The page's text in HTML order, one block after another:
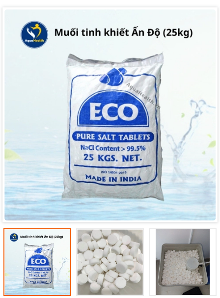
Mã giảm giá:
Ngày hết hạn:
Điều kiện: